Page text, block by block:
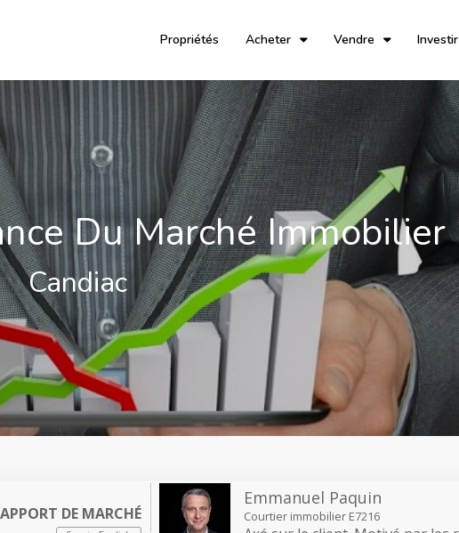
Propriétés Acheter Vendre Investir
Du Marché Immobilier
Candiac